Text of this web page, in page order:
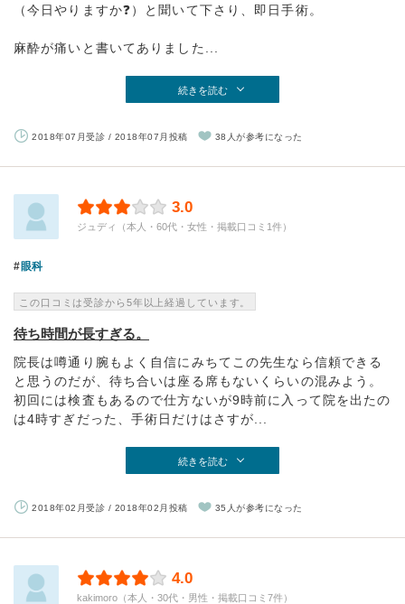
（今日やりますか❓）と聞いて下さり、即日手術。
麻酔が痛いと書いてありました...
続きを読む
2018年07月受診 / 2018年07月投稿 38人が参考になった
3.0
ジュディ（本人・60代・女性・掲載口コミ1件）
眼科
この口コミは受診から5年以上経過しています。
待ち時間が長すぎる。
院長は噂通り腕もよく自信にみちてこの先生なら信頼できる
と思うのだが、待ち合いは座る席もないくらいの混みよう。
初回には検査もあるので仕方ないが9時前に入って院を出たの
は4時すぎだった、手術日だけはさすが...
続きを読む
2018年02月受診 / 2018年02月投稿 35人が参考になった
4.0
kakimoro（本人・30代・男性・掲載口コミ7件）